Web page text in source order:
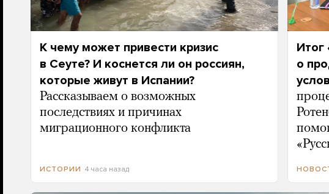
К чему может привести кризис
в Сеуте? И коснется ли он россиян,
которые живут в Испании?
Рассказываем о возможных
последствиях и причинах
миграционного конфликта
ИСТОРИИ 4 часа назад
Итог
о